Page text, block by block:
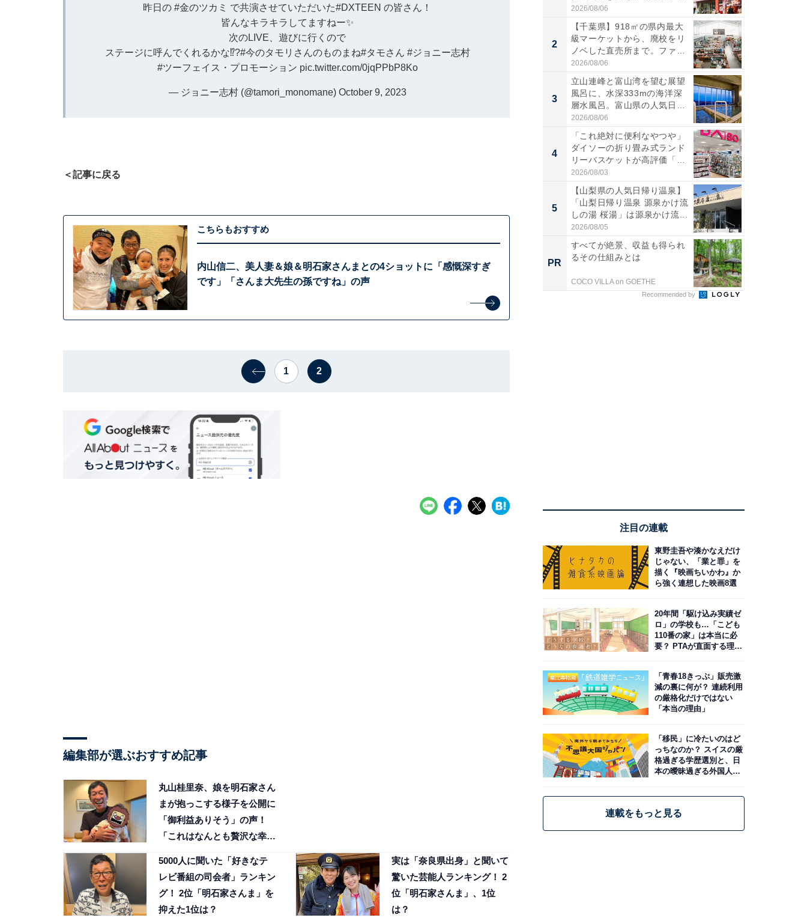
昨日の #金のツカミ で共演させていただいた#DXTEEN の皆さん！
皆んなキラキラしてますねー✨
次のLIVE、遊びに行くので
ステージに呼んでくれるかな⁉️?#今のタモリさんのものまね#タモさん #ジョニー志村
#ツーフェイス・プロモーション pic.twitter.com/0jqPPbP8Ko
— ジョニー志村 (@tamori_monomane) October 9, 2023
＜記事に戻る
こちらもおすすめ
内山信二、美人妻＆娘＆明石家さんまとの4ショットに「感慨深すぎ
です」「さんま大先生の孫ですね」の声
1 2
編集部が選ぶおすすめ記事
丸山桂里奈、娘を明石家さん
まが抱っこする様子を公開に
「御利益ありそう」の声！
「これはなんとも贅沢な幸せ
5000人に聞いた「好きなテ
レビ番組の司会者」ランキン
グ！ 2位「明石家さんま」を
抑えた1位は？
実は「奈良県出身」と聞いて
驚いた芸能人ランキング！ 2
位「明石家さんま」、1位
は？
伊...
2026/08/06
2
【千葉県】918㎡の県内最大
級マーケットから、廃校をリ
ノベした直売所まで。ファ
ー...
2026/08/06
3
立山連峰と富山湾を望む展望
風呂に、水深333mの海洋深
層水風呂。富山県の人気日
帰...
2026/08/06
4
「これ絶対に便利なやつや」
ダイソーの折り畳み式ランド
リーバスケットが高評価「使
わ...
2026/08/03
5
【山梨県の人気日帰り温泉】
「山梨日帰り温泉 源泉かけ流
しの湯 桜湯」は源泉かけ流...
2026/08/05
PR
すべてが絶景、収益も得られ
るその仕組みとは
COCO VILLA on GOETHE
Recommended by
注目の連載
東野圭吾や湊かなえだけ
じゃない、「業と罪」を
描く『映画ちいかわ』か
ら強く連想した映画8選
20年間「駆け込み実績ゼ
ロ」の学校も…「こども
110番の家」は本当に必
要？ PTAが直面する理想
「青春18きっぷ」販売激
減の裏に何が？ 連続利用
の厳格化だけではない
「本当の理由」
「移民」に冷たいのはど
っちなのか？ スイスの厳
格過ぎる学歴選別と、日
本の曖昧過ぎる外国人政
連載をもっと見る